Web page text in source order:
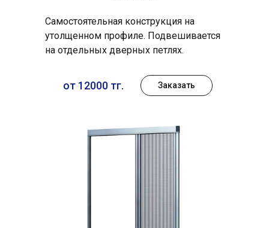
Самостоятельная конструкция на
утолщенном профиле. Подвешивается
на отдельных дверных петлях.
от 12000 тг. Заказать